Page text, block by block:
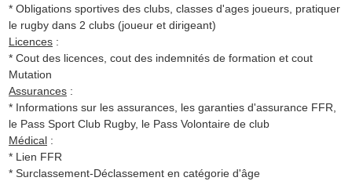
* Obligations sportives des clubs, classes d'ages joueurs, pratiquer
le rugby dans 2 clubs (joueur et dirigeant)
Licences :
* Cout des licences, cout des indemnités de formation et cout
Mutation
Assurances :
* Informations sur les assurances, les garanties d'assurance FFR,
le Pass Sport Club Rugby, le Pass Volontaire de club
Médical :
* Lien FFR
* Surclassement-Déclassement en catégorie d'âge